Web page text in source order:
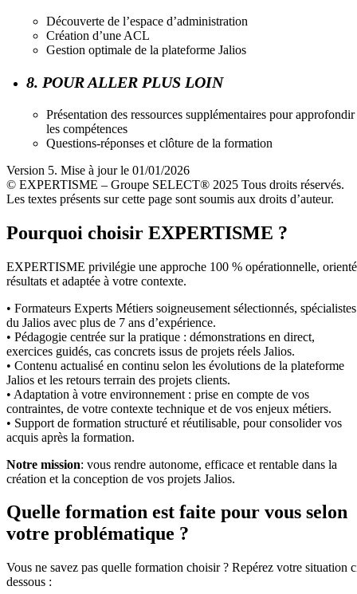
Découverte de l’espace d’administration
Création d’une ACL
Gestion optimale de la plateforme Jalios
8. POUR ALLER PLUS LOIN
Présentation des ressources supplémentaires pour approfondir
les compétences
Questions-réponses et clôture de la formation
Version 5. Mise à jour le 01/01/2026
© EXPERTISME – Groupe SELECT® 2025 Tous droits réservés.
Les textes présents sur cette page sont soumis aux droits d’auteur.
Pourquoi choisir EXPERTISME ?
EXPERTISME privilégie une approche 100 % opérationnelle,
résultats et adaptée à votre contexte.
• Formateurs Experts Métiers soigneusement sélectionnés, spécialistes
du Jalios avec plus de 7 ans d’expérience.
• Pédagogie centrée sur la pratique : démonstrations en direct,
exercices guidés, cas concrets issus de projets réels Jalios.
• Contenu actualisé en continu selon les évolutions de la plateforme
Jalios et les retours terrain des projets clients.
• Adaptation à votre environnement : prise en compte de vos
contraintes, de votre contexte technique et de vos enjeux métiers.
• Support de formation structuré et réutilisable, pour consolider vos
acquis après la formation.
Notre mission: vous rendre autonome, efficace et rentable dans la
création et la conception de vos projets Jalios.
Quelle formation est faite pour vous selon
votre problématique ?
Vous ne savez pas quelle formation choisir ? Repérez votre situation
dessous :